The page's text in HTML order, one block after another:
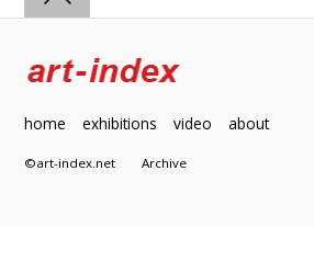
home exhibitions video about
©art-index.netArchive